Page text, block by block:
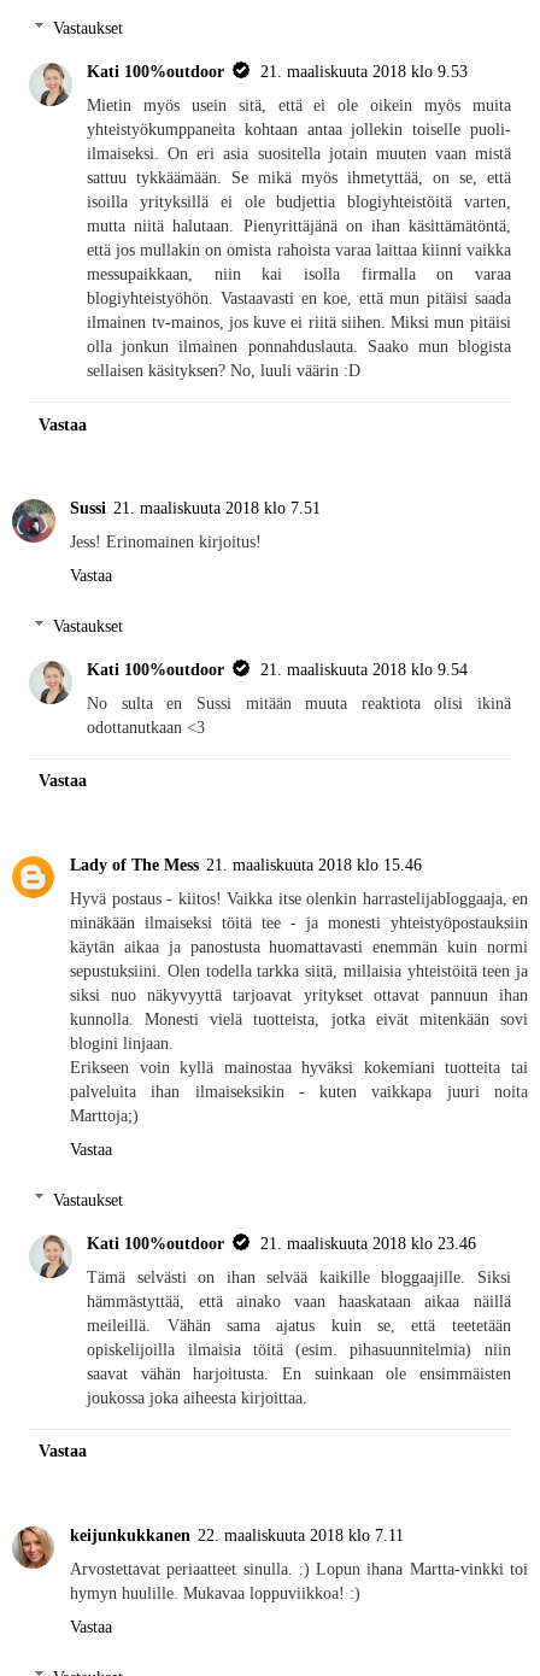
Vastaukset
Kati 100%outdoor
21. maaliskuuta 2018 klo 9.53
Mietin myös usein sitä, että ei ole oikein myös muita
yhteistyökumppaneita kohtaan antaa jollekin toiselle puoli-
ilmaiseksi. On eri asia suositella jotain muuten vaan mistä
sattuu tykkäämään. Se mikä myös ihmetyttää, on se, että
isoilla yrityksillä ei ole budjettia blogiyhteistöitä varten,
mutta niitä halutaan. Pienyrittäjänä on ihan käsittämätöntä,
että jos mullakin on omista rahoista varaa laittaa kiinni vaikka
messupaikkaan, niin kai isolla firmalla on varaa
blogiyhteistyöhön. Vastaavasti en koe, että mun pitäisi saada
ilmainen tv-mainos, jos kuve ei riitä siihen. Miksi mun pitäisi
olla jonkun ilmainen ponnahduslauta. Saako mun blogista
sellaisen käsityksen? No, luuli väärin :D
Vastaa
Sussi 21. maaliskuuta 2018 klo 7.51
Jess! Erinomainen kirjoitus!
Vastaa
Vastaukset
Kati 100%outdoor
21. maaliskuuta 2018 klo 9.54
No sulta en Sussi mitään muuta reaktiota olisi ikinä
odottanutkaan <3
Vastaa
Lady of The Mess 21. maaliskuuta 2018 klo 15.46
Hyvä postaus - kiitos! Vaikka itse olenkin harrastelijabloggaaja, en
minäkään ilmaiseksi töitä tee - ja monesti yhteistyöpostauksiin
käytän aikaa ja panostusta huomattavasti enemmän kuin normi
sepustuksiini. Olen todella tarkka siitä, millaisia yhteistöitä teen ja
siksi nuo näkyvyyttä tarjoavat yritykset ottavat pannuun ihan
kunnolla. Monesti vielä tuotteista, jotka eivät mitenkään sovi
blogini linjaan.
Erikseen voin kyllä mainostaa hyväksi kokemiani tuotteita tai
palveluita ihan ilmaiseksikin - kuten vaikkapa juuri noita
Marttoja;)
Vastaa
Vastaukset
Kati 100%outdoor
21. maaliskuuta 2018 klo 23.46
Tämä selvästi on ihan selvää kaikille bloggaajille. Siksi
hämmästyttää, että ainako vaan haaskataan aikaa näillä
meileillä. Vähän sama ajatus kuin se, että teetetään
opiskelijoilla ilmaisia töitä (esim. pihasuunnitelmia) niin
saavat vähän harjoitusta. En suinkaan ole ensimmäisten
joukossa joka aiheesta kirjoittaa.
Vastaa
keijunkukkanen 22. maaliskuuta 2018 klo 7.11
Arvostettavat periaatteet sinulla. :) Lopun ihana Martta-vinkki toi
hymyn huulille. Mukavaa loppuviikkoa! :)
Vastaa